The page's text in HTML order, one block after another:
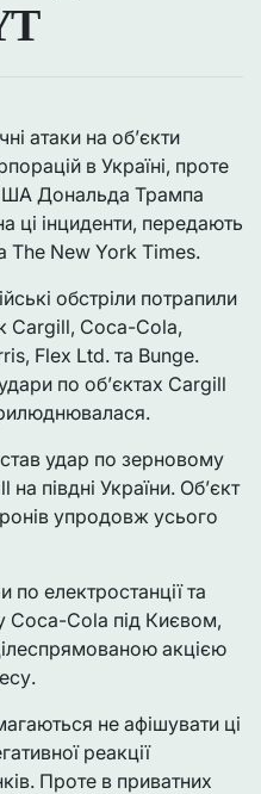
атаки на об’єкти
в Україні, проте
Дональда Трампа
ці інциденти, передають
The New York Times.
обстріли потрапили
Cargill, Coca-Cola,
Flex Ltd. та Bunge.
по об’єктах Cargill
удар по зерновому
на півдні України. Об’єкт
упродовж усього
по електростанції та
Coca-Cola під Києвом,
акцією
не афішувати ці
реакції
Проте в приватних